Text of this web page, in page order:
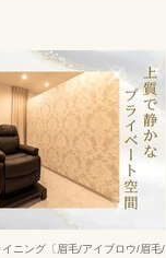
ニング〔眉毛/アイブロウ/眉毛/